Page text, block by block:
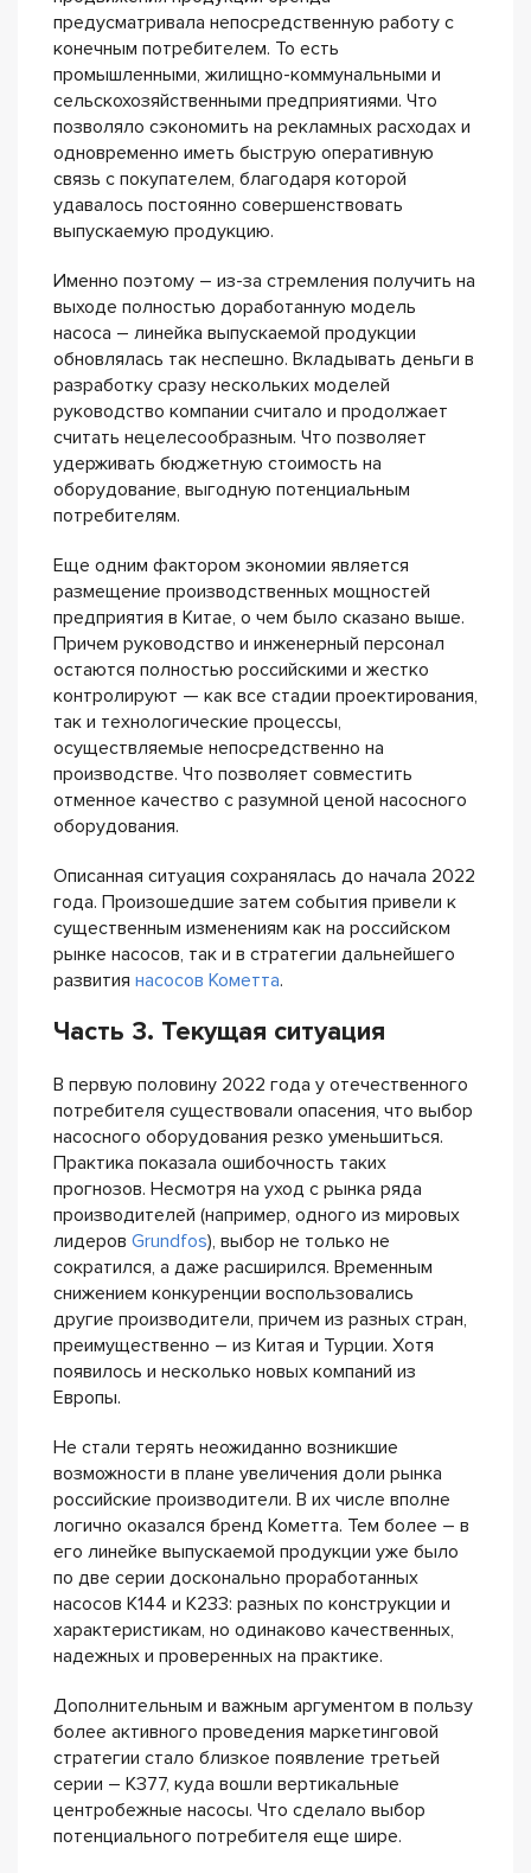
предусматривала непосредственную работу с
конечным потребителем. То есть
промышленными, жилищно-коммунальными и
сельскохозяйственными предприятиями. Что
позволяло сэкономить на рекламных расходах и
одновременно иметь быструю оперативную
связь с покупателем, благодаря которой
удавалось постоянно совершенствовать
выпускаемую продукцию.
Именно поэтому – из-за стремления получить на
выходе полностью доработанную модель
насоса – линейка выпускаемой продукции
обновлялась так неспешно. Вкладывать деньги в
разработку сразу нескольких моделей
руководство компании считало и продолжает
считать нецелесообразным. Что позволяет
удерживать бюджетную стоимость на
оборудование, выгодную потенциальным
потребителям.
Еще одним фактором экономии является
размещение производственных мощностей
предприятия в Китае, о чем было сказано выше.
Причем руководство и инженерный персонал
остаются полностью российскими и жестко
контролируют — как все стадии проектирования,
так и технологические процессы,
осуществляемые непосредственно на
производстве. Что позволяет совместить
отменное качество с разумной ценой насосного
оборудования.
Описанная ситуация сохранялась до начала 2022
года. Произошедшие затем события привели к
существенным изменениям как на российском
рынке насосов, так и в стратегии дальнейшего
развития насосов Кометта.
Часть 3. Текущая ситуация
В первую половину 2022 года у отечественного
потребителя существовали опасения, что выбор
насосного оборудования резко уменьшиться.
Практика показала ошибочность таких
прогнозов. Несмотря на уход с рынка ряда
производителей (например, одного из мировых
лидеров Grundfos), выбор не только не
сократился, а даже расширился. Временным
снижением конкуренции воспользовались
другие производители, причем из разных стран,
преимущественно – из Китая и Турции. Хотя
появилось и несколько новых компаний из
Европы.
Не стали терять неожиданно возникшие
возможности в плане увеличения доли рынка
российские производители. В их числе вполне
логично оказался бренд Кометта. Тем более – в
его линейке выпускаемой продукции уже было
по две серии досконально проработанных
насосов К144 и К233: разных по конструкции и
характеристикам, но одинаково качественных,
надежных и проверенных на практике.
Дополнительным и важным аргументом в пользу
более активного проведения маркетинговой
стратегии стало близкое появление третьей
серии – К377, куда вошли вертикальные
центробежные насосы. Что сделало выбор
потенциального потребителя еще шире.